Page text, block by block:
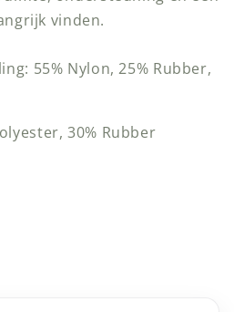
vinden.
55% Nylon, 25% Rubber,
30% Rubber